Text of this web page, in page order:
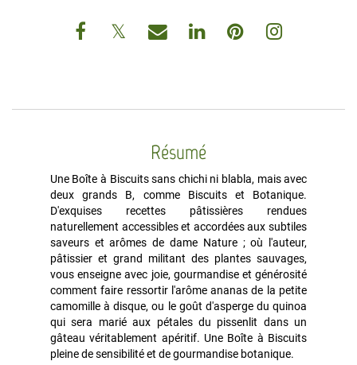
Résumé
Une Boîte à Biscuits sans chichi ni blabla, mais avec
deux grands B, comme Biscuits et Botanique.
D'exquises recettes pâtissières rendues
naturellement accessibles et accordées aux subtiles
saveurs et arômes de dame Nature ; où l'auteur,
pâtissier et grand militant des plantes sauvages,
vous enseigne avec joie, gourmandise et générosité
comment faire ressortir l'arôme ananas de la petite
camomille à disque, ou le goût d'asperge du quinoa
qui sera marié aux pétales du pissenlit dans un
gâteau véritablement apéritif. Une Boîte à Biscuits
pleine de sensibilité et de gourmandise botanique.